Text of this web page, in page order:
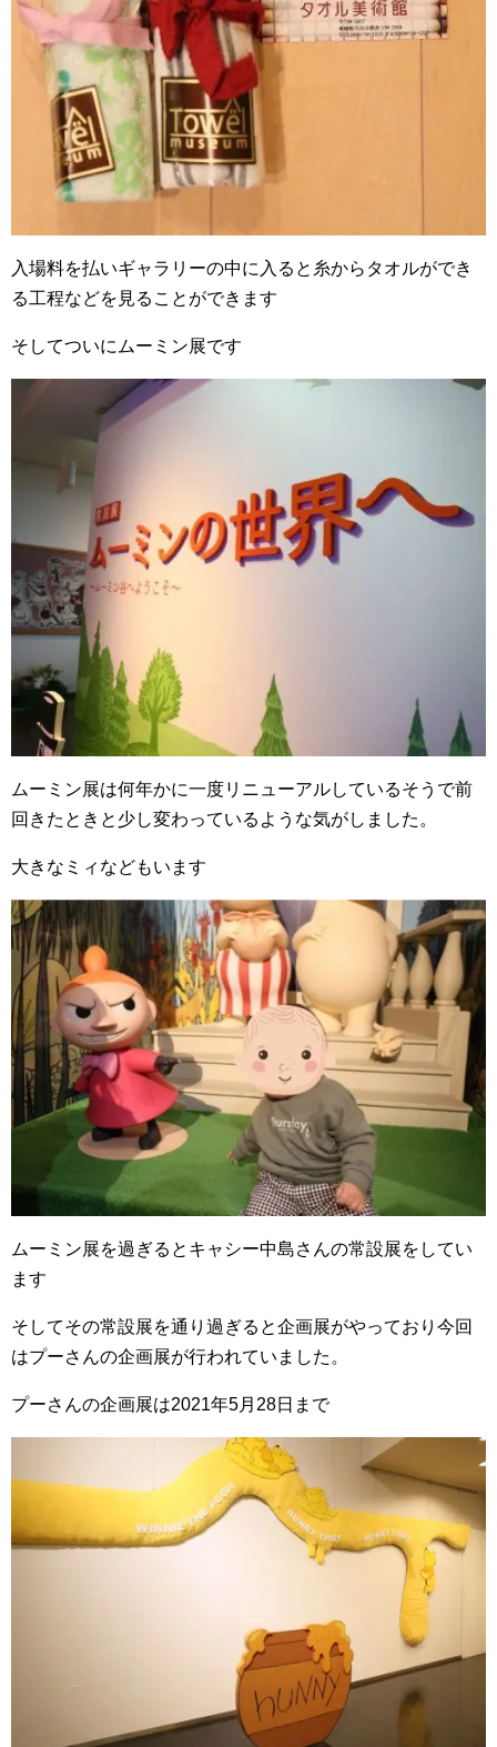
入場料を払いギャラリーの中に入ると糸からタオルができ
る工程などを見ることができます
そしてついにムーミン展です
ムーミン展は何年かに一度リニューアルしているそうで前
回きたときと少し変わっているような気がしました。
大きなミィなどもいます
ムーミン展を過ぎるとキャシー中島さんの常設展をしてい
ます
そしてその常設展を通り過ぎると企画展がやっており今回
はプーさんの企画展が行われていました。
プーさんの企画展は2021年5月28日まで